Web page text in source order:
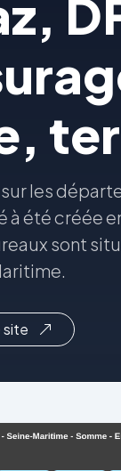
les
à été créée
sont
site